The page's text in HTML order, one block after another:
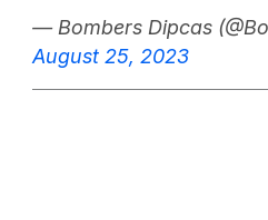
— Bombers Dipcas
August 25, 2023